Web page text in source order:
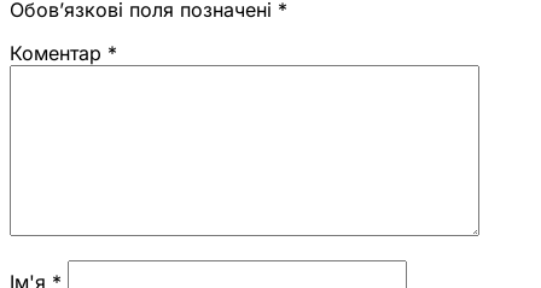
Обов’язкові поля позначені *
Коментар *
Ім'я *